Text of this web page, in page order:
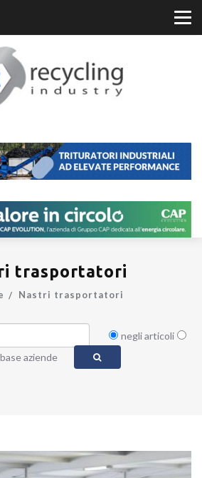
trasportatori
Nastri trasportatori
negli articoli
aziende